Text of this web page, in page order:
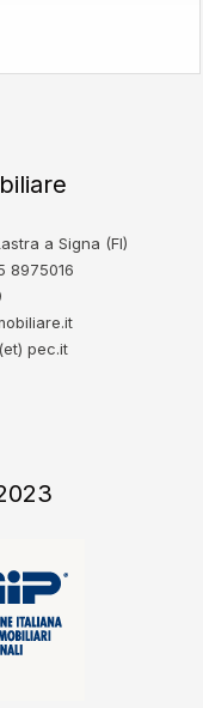
a Signa (FI)
8975016
pec.it